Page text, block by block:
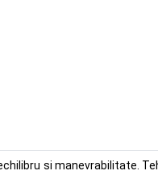
si manevrabilitate.